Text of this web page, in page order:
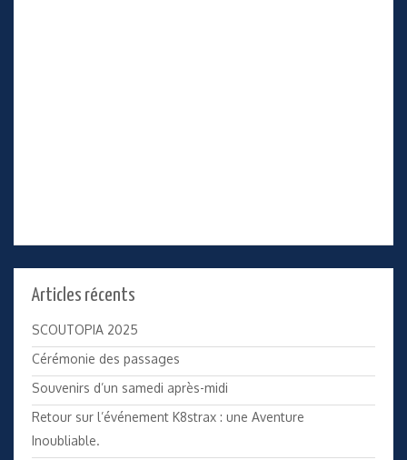
Articles récents
SCOUTOPIA 2025
Cérémonie des passages
Souvenirs d’un samedi après-midi
Retour sur l’événement K8strax : une Aventure
Inoubliable.